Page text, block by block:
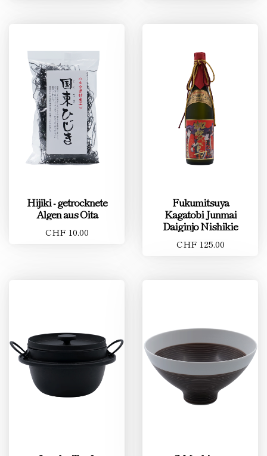
Hijiki - getrocknete
Algen aus Oita
CHF 10.00
Fukumitsuya
Kagatobi Junmai
Daiginjo Nishikie
CHF 125.00